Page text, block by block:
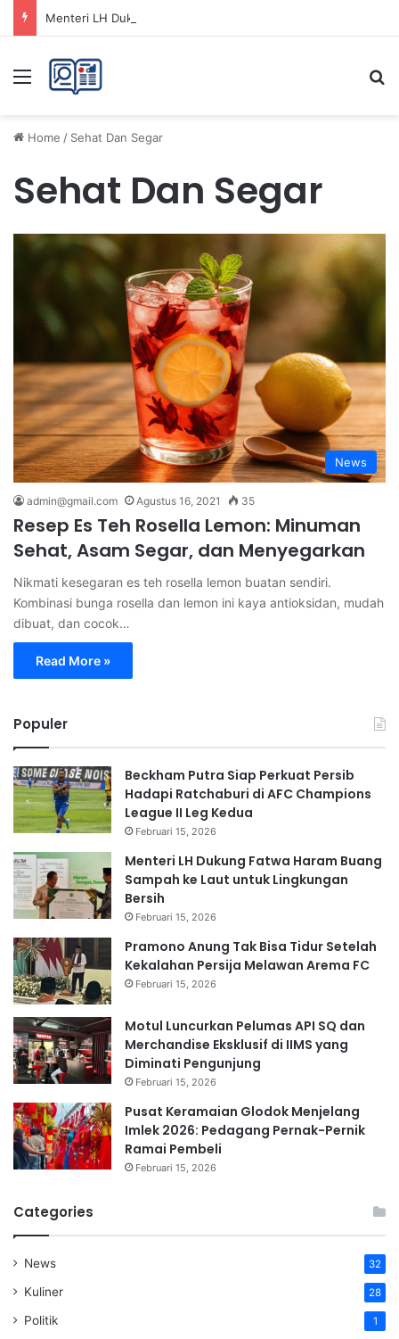
Menu
Home / Sehat Dan Segar
Sehat Dan Segar
News
admin@gmail.com Agustus 16, 2021 35
Resep Es Teh Rosella Lemon: Minuman
Sehat, Asam Segar, dan Menyegarkan
Nikmati kesegaran es teh rosella lemon buatan sendiri.
Kombinasi bunga rosella dan lemon ini kaya antioksidan, mudah
dibuat, dan cocok…
Read More »
Populer
Beckham Putra Siap Perkuat Persib
Hadapi Ratchaburi di AFC Champions
League II Leg Kedua
Februari 15, 2026
Menteri LH Dukung Fatwa Haram Buang
Sampah ke Laut untuk Lingkungan
Bersih
Februari 15, 2026
Pramono Anung Tak Bisa Tidur Setelah
Kekalahan Persija Melawan Arema FC
Februari 15, 2026
Motul Luncurkan Pelumas API SQ dan
Merchandise Eksklusif di IIMS yang
Diminati Pengunjung
Februari 15, 2026
Pusat Keramaian Glodok Menjelang
Imlek 2026: Pedagang Pernak-Pernik
Ramai Pembeli
Februari 15, 2026
Categories
News 32
Kuliner 28
Politik 1